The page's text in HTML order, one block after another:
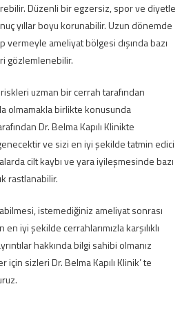
Düzenli bir egzersiz, spor ve diyetle
yıllar boyu korunabilir. Uzun dönemde
vermeyle ameliyat bölgesi dışında bazı
gözlemlenebilir.
riskleri uzman bir cerrah tarafından
olmamakla birlikte konusunda
Dr. Belma Kapılı Klinikte
ve sizi en iyi şekilde tatmin edici
cilt kaybı ve yara iyileşmesinde bazı
rastlanabilir.
istemediğiniz ameliyat sonrası
en iyi şekilde cerrahlarımızla karşılıklı
hakkında bilgi sahibi olmanız
sizleri Dr. Belma Kapılı Klinik’ te